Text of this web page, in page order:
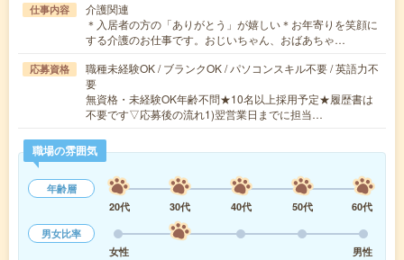
仕事内容
介護関連
＊入居者の方の「ありがとう」が嬉しい＊お年寄りを笑顔に
する介護のお仕事です。おじいちゃん、おばあちゃ…
応募資格
職種未経験OK / ブランクOK / パソコンスキル不要 / 英語力不
要
無資格・未経験OK年齢不問★10名以上採用予定★履歴書は
不要です▽応募後の流れ1)翌営業日までに担当…
職場の雰囲気
年齢層
20代
30代 40代 50代
60代
男女比率
女性
男性